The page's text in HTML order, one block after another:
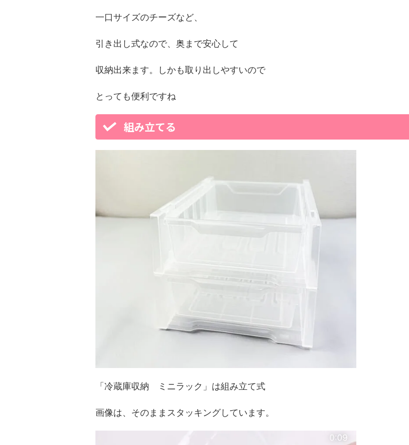
一口サイズのチーズなど、
引き出し式なので、奥まで安心して
収納出来ます。しかも取り出しやすいので
とっても便利ですね
組み立てる
「冷蔵庫収納 ミニラック」は組み立て式
画像は、そのままスタッキングしています。